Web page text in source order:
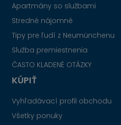
Apartmány so službami
Stredné nájomné
Tipy pre ľudí z Neumünchenu
Služba premiestnenia
ČASTO KLADENÉ OTÁZKY
KÚPIŤ
Vyhľadávací profil obchodu
Všetky ponuky